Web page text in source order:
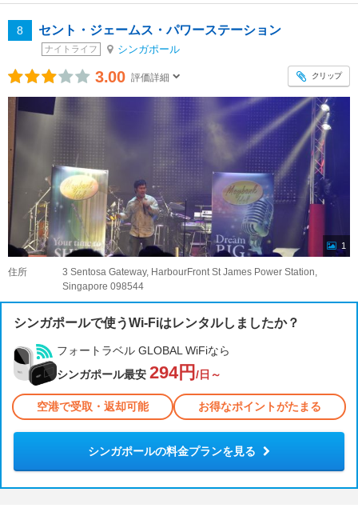
8 セント・ジェームス・パワーステーション
ナイトライフ シンガポール
3.00 評価詳細 クリップ
1
住所
3 Sentosa Gateway, HarbourFront St James Power Station,
Singapore 098544
シンガポールで使うWi-Fiはレンタルしましたか？
フォートラベル GLOBAL WiFiなら
シンガポール最安 294円 /日～
空港で受取・返却可能 お得なポイントがたまる
シンガポールの料金プランを見る